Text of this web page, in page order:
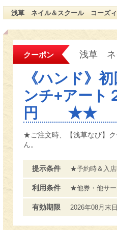
浅草 ネイル＆スクール コーズィ
クーポン 浅草 ネ
《ハンド》
ンチ+アー
円 ★★
★ご注文時、【浅草なび】
ん。
提示条件 ★予約時＆入
利用条件 ★他券・他サ
有効期限 2026年08月末